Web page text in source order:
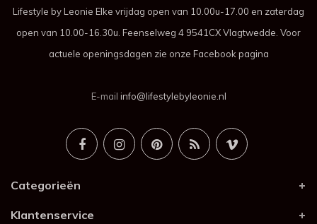
Lifestyle by Leonie Elke vrijdag open van 10.00u-17.00 en zaterdag
open van 10.00-16.30u. Feenselweg 4 9541CX Vlagtwedde. Voor
actuele openingsdagen zie onze Facebook pagina
E-mail info@lifestylebyleonie.nl
Categorieën
Klantenservice